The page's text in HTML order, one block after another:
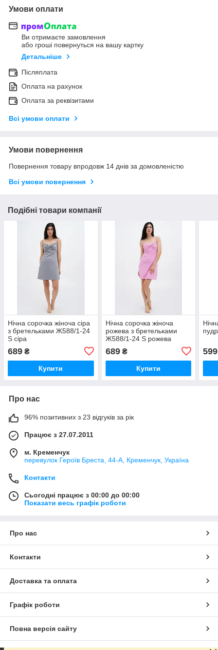
Умови оплати
Ви отримаєте замовлення
або гроші повернуться на вашу картку
Детальніше
Післяплата
Оплата на рахунок
Оплата за реквізитами
Всі умови оплати
Умови повернення
Повернення товару впродовж 14 днів за домовленістю
Всі умови повернення
Подібні товари компанії
Нічна сорочка жіноча сіра
з бретельками Ж588/1-24
S сіра
689 ₴
Купити
Нічна сорочка жіноча
рожева з бретельками
Ж588/1-24 S рожева
689₴
Купити
599
Про нас
96% позитивних з 23 відгуків за рік
Працює з 27.07.2011
м. Кременчук
перевулок Героїв Бреста, 44-А, Кременчук, Україна
Контакти
Сьогодні працює з 00:00 до 00:00
Показати весь графік роботи
Про нас
Контакти
Доставка та оплата
Графік роботи
Повна версія сайту